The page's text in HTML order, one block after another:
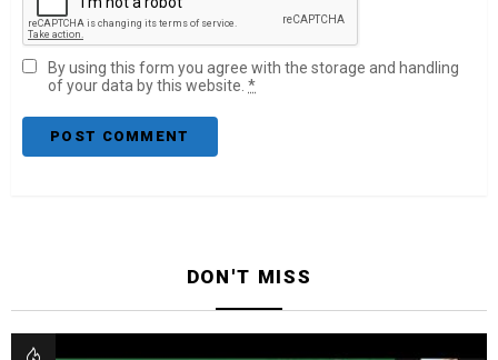
By using this form you agree with the storage and handling
of your data by this website. *
DON'T MISS